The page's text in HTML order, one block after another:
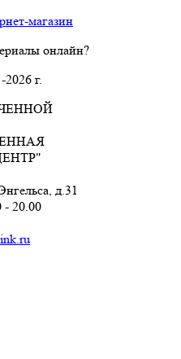
магазин
онлайн?
г.
д.31
20.00